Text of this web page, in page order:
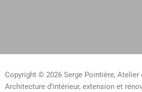
Copyright © 2026 Serge Pointière, Atelier
Architecture d’intérieur, extension et